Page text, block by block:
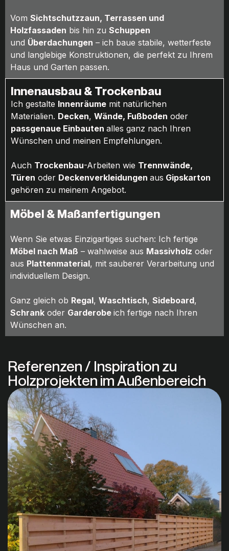
Vom Sichtschutzzaun, Terrassen und
Holzfassaden bis hin zu Schuppen
und Überdachungen – ich baue stabile, wetterfeste
und langlebige Konstruktionen, die perfekt zu Ihrem
Haus und Garten passen.
Innenausbau & Trockenbau
Ich gestalte Innenräume mit natürlichen
Materialien. Decken, Wände, Fußboden oder
passgenaue Einbauten alles ganz nach Ihren
Wünschen und meinen Empfehlungen.
Auch Trockenbau-Arbeiten wie Trennwände,
Türen oder Deckenverkleidungen aus Gipskarton
gehören zu meinem Angebot.
Möbel & Maßanfertigungen
Wenn Sie etwas Einzigartiges suchen: Ich fertige
Möbel nach Maß – wahlweise aus Massivholz oder
aus Plattenmaterial, mit sauberer Verarbeitung und
individuellem Design.
Ganz gleich ob Regal, Waschtisch, Sideboard,
Schrank oder Garderobe ich fertige nach Ihren
Wünschen an.
Referenzen / Inspiration zu
Holzprojekten im Außenbereich